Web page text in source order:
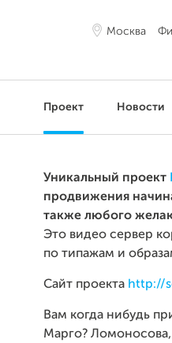
Москва
Проект Новости
Уникальный проект
продвижения
также любого
Это видео сервер
по типажам и
Сайт проекта http://
Вам когда нибудь
Марго?